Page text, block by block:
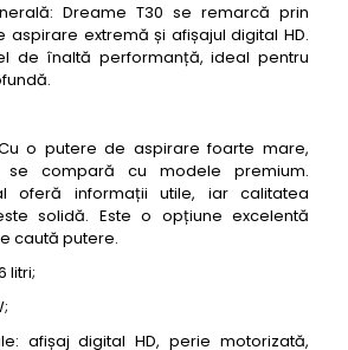
Dreame T30 se remarcă prin
aspirare extremă și afișajul digital HD.
de înaltă performanță, ideal pentru
o putere de aspirare foarte mare,
se compară cu modele premium.
oferă informații utile, iar calitatea
solidă. Este o opțiune excelentă
caută putere.
litri;
afișaj digital HD, perie motorizată,